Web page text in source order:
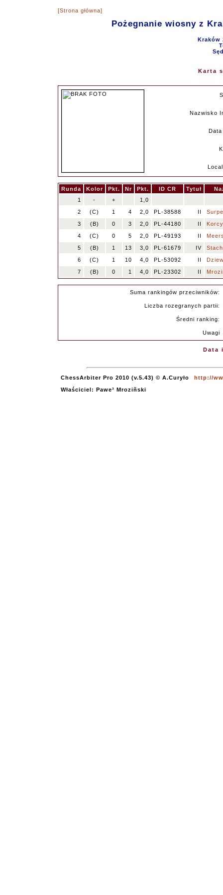
[Strona główna]
Pożegnanie wiosny z
Kraków
Karta
Nazwisko
Data
Runda Kolor Pkt. Nr Pkt. ID CR Tytuł
1
- +
1,0
2
(C) 1 4 2,0 PL-38588 II
3
(B) 0 3 2,0 PL-44180 II
4
(C) 0 5 2,0 PL-49193 II
5
(B) 1 13 3,0 PL-61679 IV
6
(C) 1 10 4,0 PL-53092 II
7
(B) 0 1 4,0 PL-23302 II
Suma rankingów przeciwników:
Liczba rozegranych partii:
Średni ranking:
Uwagi
Data
ChessArbiter Pro 2010 (v.5.43) © A.Curyło
http://
Właściciel: Pawe³ Mroziñski